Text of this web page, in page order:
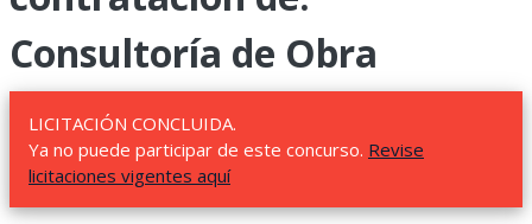
Consultoría de Obra
LICITACIÓN CONCLUIDA.
Ya no puede participar de este concurso. Revise
licitaciones vigentes aquí